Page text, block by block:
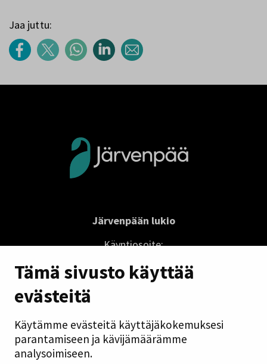
Tämä sivusto käyttää
evästeitä
Käytämme evästeitä käyttäjäkokemuksesi
parantamiseen ja kävijämäärämme
analysoimiseen.
Jaa juttu:
Järvenpään lukio
Käyntiosoite:
04410 Järvenpää
Sivuston pikalinkit
Saavutettavuusseloste